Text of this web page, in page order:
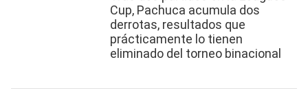
Cup, Pachuca acumula dos
derrotas, resultados que
prácticamente lo tienen
eliminado del torneo binacional